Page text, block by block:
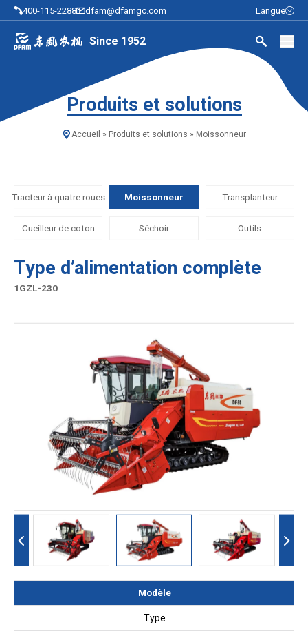
400-115-2288 dfam@dfamgc.com Langue
Since 1952
Produits et solutions
Accueil » Produits et solutions » Moissonneur
Tracteur à quatre roues Moissonneur Transplanteur
Cueilleur de coton Séchoir Outils
Type d’alimentation complète
1GZL-230
Modèle
Type